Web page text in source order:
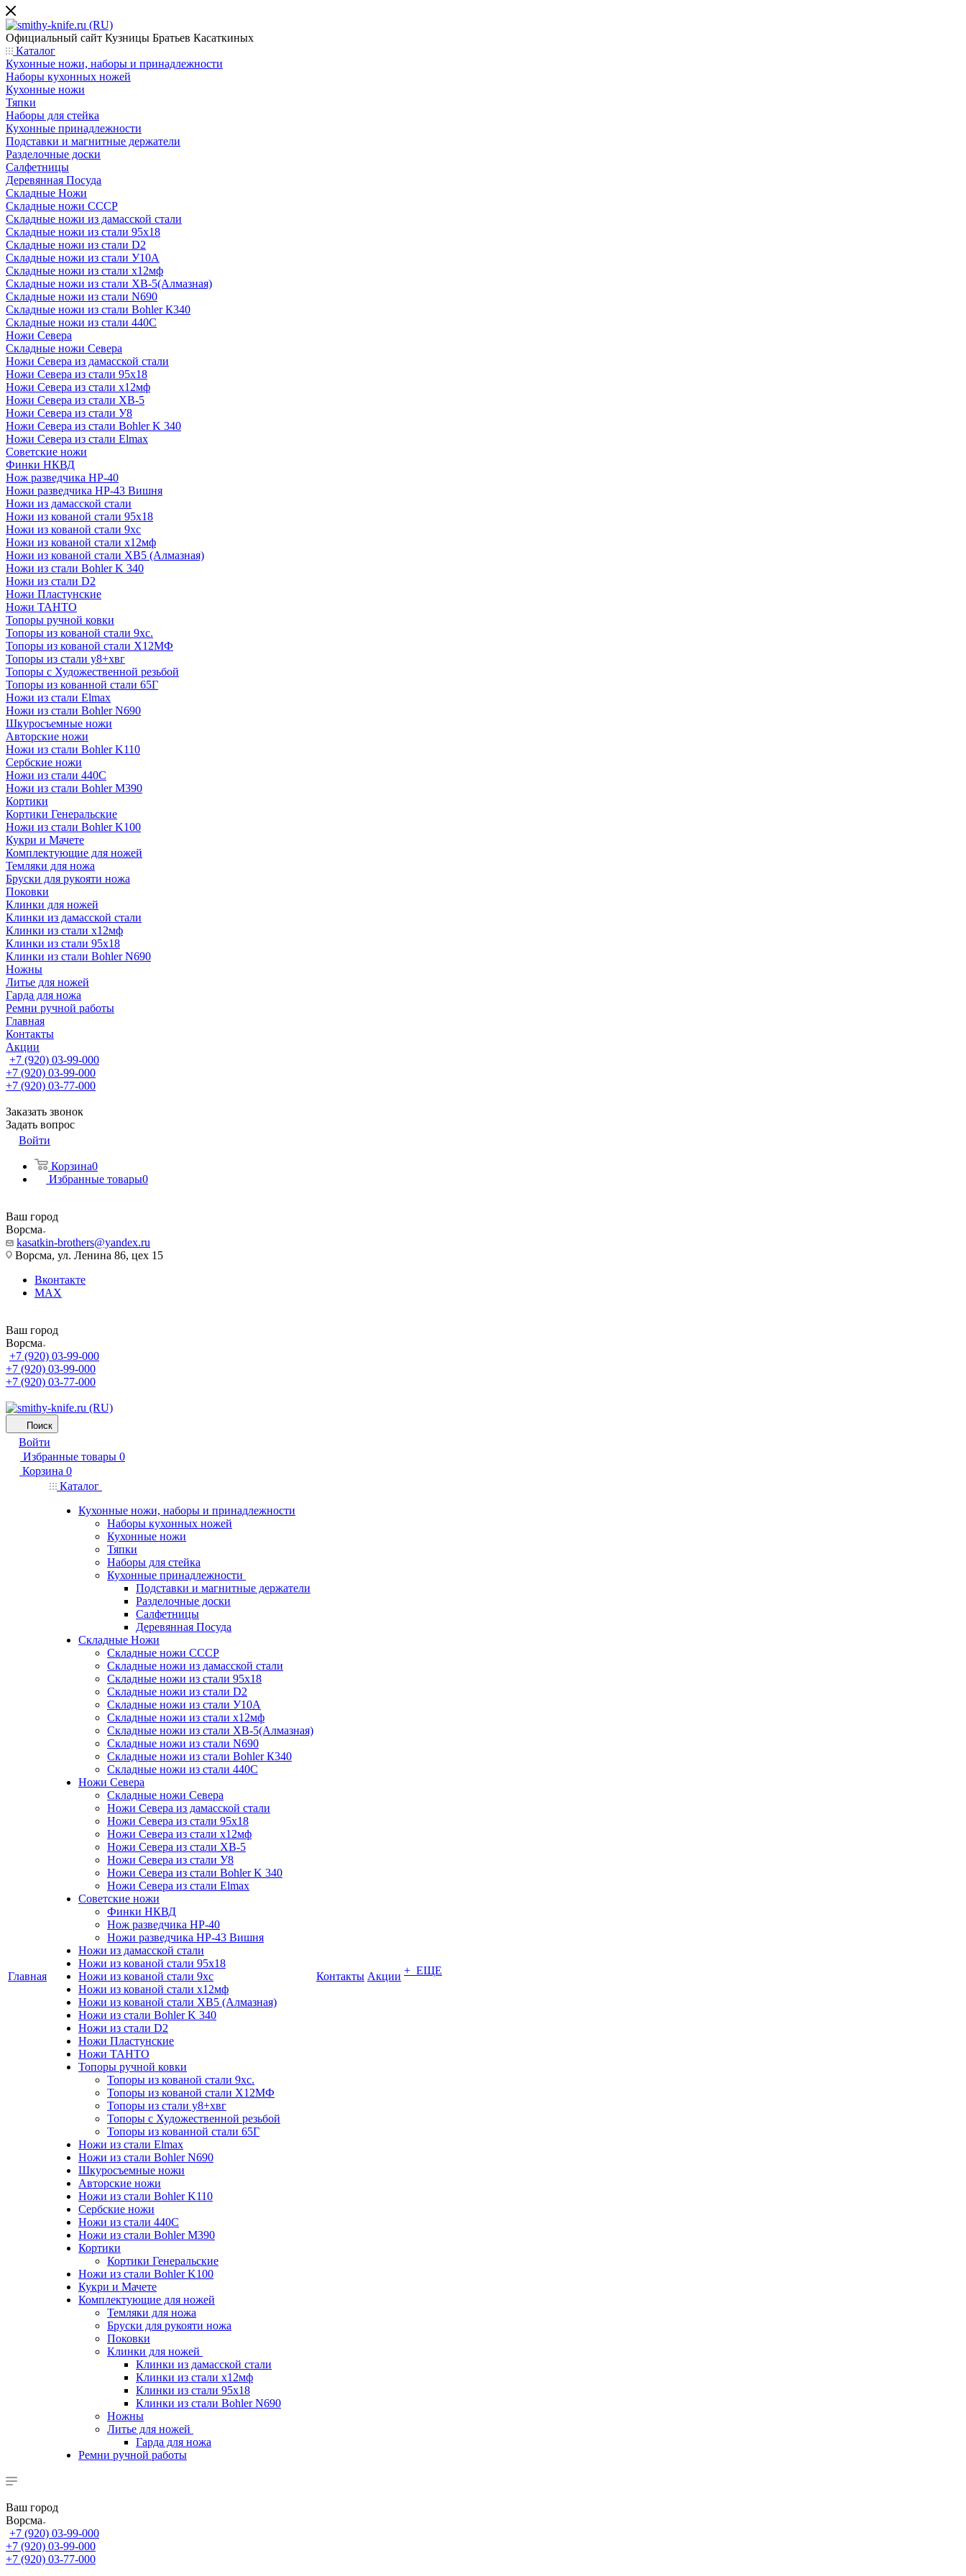
Официальный сайт Кузницы Братьев Касаткиных
Каталог
Кухонные ножи, наборы и принадлежности
Наборы кухонных ножей
Кухонные ножи
Тяпки
Наборы для стейка
Кухонные принадлежности
Подставки и магнитные держатели
Разделочные доски
Салфетницы
Деревянная Посуда
Складные Ножи
Cкладные ножи СССР
Складные ножи из дамасской стали
Складные ножи из стали 95х18
Складные ножи из стали D2
Складные ножи из стали У10А
Складные ножи из стали х12мф
Складные ножи из стали ХВ-5(Алмазная)
Складные ножи из стали N690
Складные ножи из стали Bohler К340
Складные ножи из стали 440С
Ножи Севера
Складные ножи Севера
Ножи Севера из дамасской стали
Ножи Севера из стали 95х18
Ножи Севера из стали х12мф
Ножи Севера из стали ХВ-5
Ножи Севера из стали У8
Ножи Севера из стали Bohler K 340
Ножи Севера из стали Elmax
Советские ножи
Финки НКВД
Нож разведчика НР-40
Ножи разведчика НР-43 Вишня
Ножи из дамасской стали
Ножи из кованой стали 95х18
Ножи из кованой стали 9хс
Ножи из кованой стали х12мф
Ножи из кованой стали ХВ5 (Алмазная)
Ножи из стали Bohler K 340
Ножи из стали D2
Ножи Пластунские
Ножи ТАНТО
Топоры ручной ковки
Топоры из кованой стали 9хс.
Топоры из кованой стали Х12МФ
Топоры из стали у8+хвг
Топоры с Художественной резьбой
Топоры из кованной стали 65Г
Ножи из стали Elmax
Ножи из стали Bohler N690
Шкуросъемные ножи
Авторские ножи
Ножи из стали Bohler K110
Сербские ножи
Ножи из стали 440С
Ножи из стали Bohler M390
Кортики
Кортики Генеральские
Ножи из стали Bohler K100
Кукри и Мачете
Комплектующие для ножей
Темляки для ножа
Бруски для рукояти ножа
Поковки
Клинки для ножей
Клинки из дамасской стали
Клинки из стали х12мф
Клинки из стали 95х18
Клинки из стали Bohler N690
Ножны
Литье для ножей
Гарда для ножа
Ремни ручной работы
Главная
Контакты
Акции
+7 (920) 03-99-000
+7 (920) 03-99-000
+7 (920) 03-77-000
Заказать звонок
Задать вопрос
Войти
Корзина0
Избранные товары0
Ваш город
Ворсма
kasatkin-brothers@yandex.ru
Ворсма, ул. Ленина 86, цех 15
Вконтакте
MAX
Ваш город
Ворсма
+7 (920) 03-99-000
+7 (920) 03-99-000
+7 (920) 03-77-000
Поиск
Войти
Избранные товары 0
Корзина 0
Главная
Каталог
Кухонные ножи, наборы и принадлежности
Наборы кухонных ножей
Кухонные ножи
Тяпки
Наборы для стейка
Кухонные принадлежности
Подставки и магнитные держатели
Разделочные доски
Салфетницы
Деревянная Посуда
Складные Ножи
Cкладные ножи СССР
Складные ножи из дамасской стали
Складные ножи из стали 95х18
Складные ножи из стали D2
Складные ножи из стали У10А
Складные ножи из стали х12мф
Складные ножи из стали ХВ-5(Алмазная)
Складные ножи из стали N690
Складные ножи из стали Bohler К340
Складные ножи из стали 440С
Ножи Севера
Складные ножи Севера
Ножи Севера из дамасской стали
Ножи Севера из стали 95х18
Ножи Севера из стали х12мф
Ножи Севера из стали ХВ-5
Ножи Севера из стали У8
Ножи Севера из стали Bohler K 340
Ножи Севера из стали Elmax
Советские ножи
Финки НКВД
Нож разведчика НР-40
Ножи разведчика НР-43 Вишня
Ножи из дамасской стали
Ножи из кованой стали 95х18
Ножи из кованой стали 9хс
Ножи из кованой стали х12мф
Ножи из кованой стали ХВ5 (Алмазная)
Ножи из стали Bohler K 340
Ножи из стали D2
Ножи Пластунские
Ножи ТАНТО
Топоры ручной ковки
Топоры из кованой стали 9хс.
Топоры из кованой стали Х12МФ
Топоры из стали у8+хвг
Топоры с Художественной резьбой
Топоры из кованной стали 65Г
Ножи из стали Elmax
Ножи из стали Bohler N690
Шкуросъемные ножи
Авторские ножи
Ножи из стали Bohler K110
Сербские ножи
Ножи из стали 440С
Ножи из стали Bohler M390
Кортики
Кортики Генеральские
Ножи из стали Bohler K100
Кукри и Мачете
Комплектующие для ножей
Темляки для ножа
Бруски для рукояти ножа
Поковки
Клинки для ножей
Клинки из дамасской стали
Клинки из стали х12мф
Клинки из стали 95х18
Клинки из стали Bohler N690
Ножны
Литье для ножей
Гарда для ножа
Ремни ручной работы
Контакты Акции + ЕЩЕ
Ваш город
Ворсма
+7 (920) 03-99-000
+7 (920) 03-99-000
+7 (920) 03-77-000